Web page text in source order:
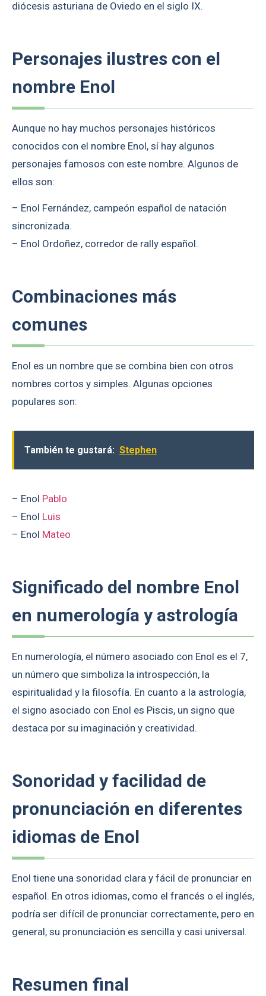
diócesis asturiana de Oviedo en el siglo IX.
Personajes ilustres con el
nombre Enol
Aunque no hay muchos personajes históricos
conocidos con el nombre Enol, sí hay algunos
personajes famosos con este nombre. Algunos de
ellos son:
– Enol Fernández, campeón español de natación
sincronizada.
– Enol Ordoñez, corredor de rally español.
Combinaciones más
comunes
Enol es un nombre que se combina bien con otros
nombres cortos y simples. Algunas opciones
populares son:
También te gustará: Stephen
– Enol Pablo
– Enol Luis
– Enol Mateo
Significado del nombre Enol
en numerología y astrología
En numerología, el número asociado con Enol es el 7,
un número que simboliza la introspección, la
espiritualidad y la filosofía. En cuanto a la astrología,
el signo asociado con Enol es Piscis, un signo que
destaca por su imaginación y creatividad.
Sonoridad y facilidad de
pronunciación en diferentes
idiomas de Enol
Enol tiene una sonoridad clara y fácil de pronunciar en
español. En otros idiomas, como el francés o el inglés,
podría ser difícil de pronunciar correctamente, pero en
general, su pronunciación es sencilla y casi universal.
Resumen final